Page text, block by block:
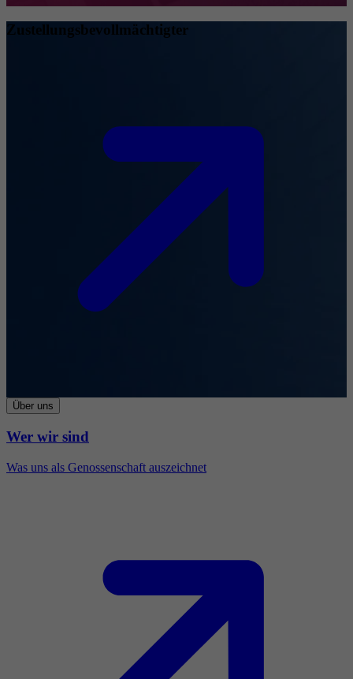
Zustellungsbevollmächtigter
Über uns
Wer wir sind
Was uns als Genossenschaft auszeichnet